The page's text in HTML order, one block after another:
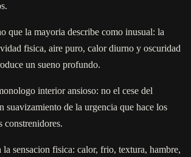
que la mayoria describe como inusual: la
fisica, aire puro, calor diurno y oscuridad
un sueno profundo.
interior ansioso: no el cese del
suavizamiento de la urgencia que hace los
constrenidores.
sensacion fisica: calor, frio, textura, hambre,